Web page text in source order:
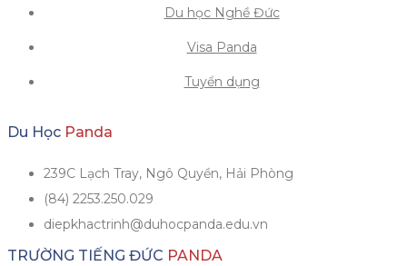
Du học Nghề Đức
Visa Panda
Tuyển dụng
Du Học Panda
239C Lạch Tray, Ngô Quyền, Hải Phòng
(84) 2253.250.029
diepkhactrinh@duhocpanda.edu.vn
TRƯỜNG TIẾNG ĐỨC PANDA